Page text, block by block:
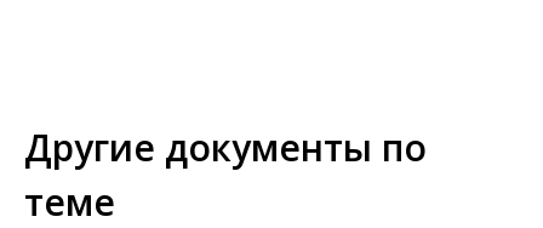
Другие документы по
теме